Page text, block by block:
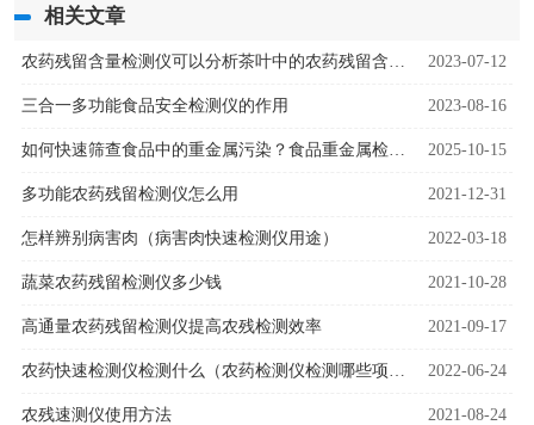
相关文章
2023-07-12
三合一多功能食品安全检测仪的作用 2023-08-16
2025-10-15
多功能农药残留检测仪怎么用 2021-12-31
怎样辨别病害肉（病害肉快速检测仪用途） 2022-03-18
蔬菜农药残留检测仪多少钱 2021-10-28
高通量农药残留检测仪提高农残检测效率 2021-09-17
2022-06-24
农残速测仪使用方法 2021-08-24